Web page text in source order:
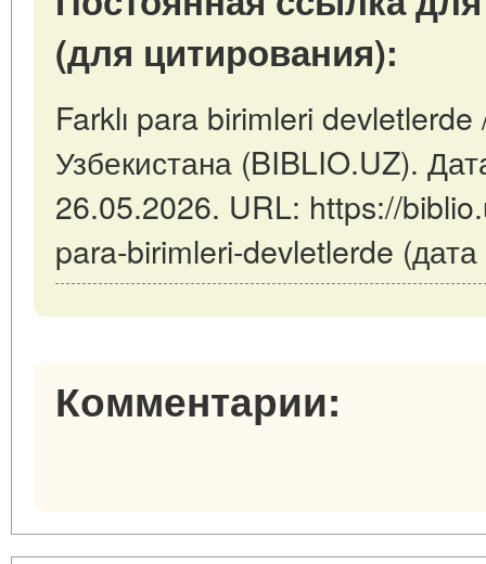
(для цитирования):
Farklı para birimleri
Узбекистана (BIBLIO.UZ).
26.05.2026. URL: https://
para-birimleri-devletlerde
Комментарии: